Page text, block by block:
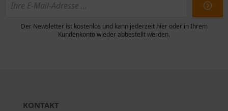
Der Newsletter ist kostenlos und kann jederzeit hier oder in Ihrem
Kundenkonto wieder abbestellt werden.
KONTAKT